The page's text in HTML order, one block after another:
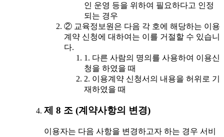
인 운영 등을 위하여 필요하다고 인정
되는 경우
② 교육정보원은 다음 각 호에 해당하는 이용
계약 신청에 대하여는 이를 거절할 수 있습니
다.
1. 다른 사람의 명의를 사용하여 이용신
청을 하였을 때
2. 이용계약 신청서의 내용을 허위로 기
재하였을 때
제 8 조 (계약사항의 변경)
이용자는 다음 사항을 변경하고자 하는 경우 서비